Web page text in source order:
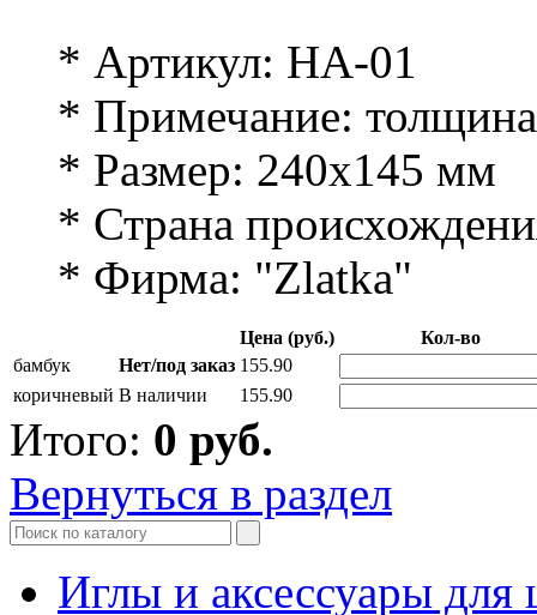
* Артикул: HA-01
* Примечание:
* Размер: 240х145 мм
* Страна
* Фирма: "Zlatka"
Цена (руб.)
Кол-во
бамбук
Нет/под заказ 155.90
коричневый В наличии 155.90
Итого: 0 руб.
Вернуться в раздел
Иглы и аксессуары